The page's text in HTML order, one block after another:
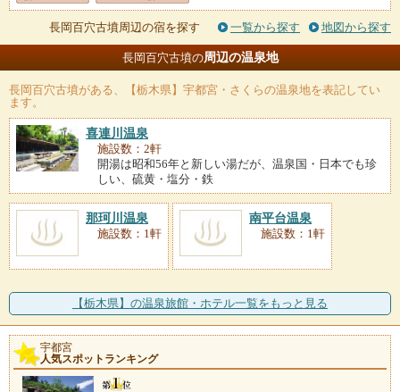
長岡百穴古墳周辺の宿を探す 一覧から探す 地図から探す
長岡百穴古墳の周辺の温泉地
長岡百穴古墳がある、【栃木県】宇都宮・さくらの温泉地を表記してい
ます。
喜連川温泉
施設数：2軒
開湯は昭和56年と新しい湯だが、温泉国・日本でも珍
しい、硫黄・塩分・鉄
那珂川温泉
施設数：1軒
南平台温泉
施設数：1軒
【栃木県】の温泉旅館・ホテル一覧をもっと見る
宇都宮
人気スポットランキング